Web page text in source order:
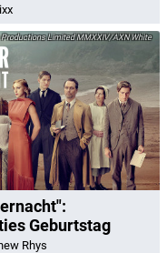
Limited MMXXIV/AXN White
Geburtstag
Rhys